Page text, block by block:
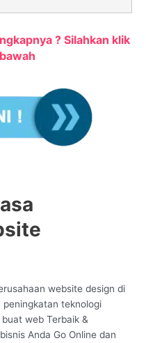
? Silahkan klik
website design di
teknologi
web Terbaik &
Anda Go Online dan